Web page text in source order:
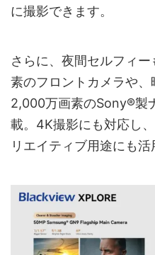
に撮影できます。
さらに、夜間セルフィ
素のフロントカメラや
2,000万画素のSony®製
載。4K撮影にも対応し
リエイティブ用途にも活